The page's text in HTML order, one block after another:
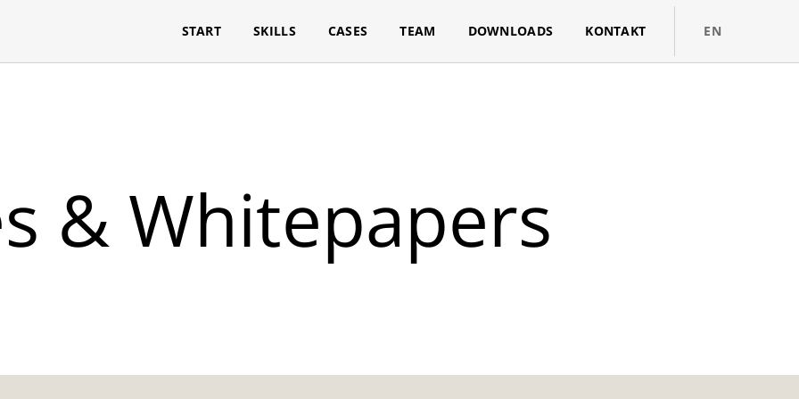
START SKILLS CASES TEAM DOWNLOADS KONTAKT EN
& Whitepapers